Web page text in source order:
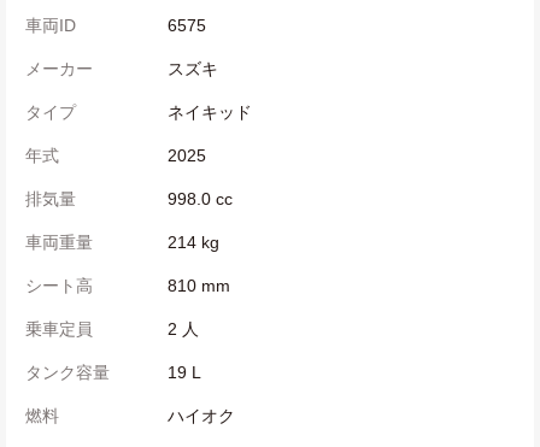
車両ID 6575
メーカー スズキ
タイプ ネイキッド
年式 2025
排気量 998.0 cc
車両重量 214 kg
シート高 810 mm
乗車定員 2 人
タンク容量 19 L
燃料 ハイオク